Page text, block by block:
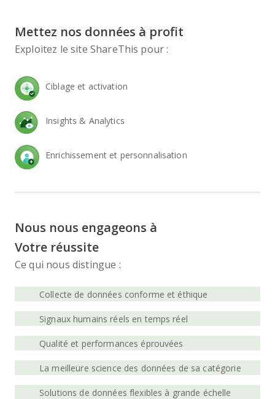
i
l
e
z
a
i
s
s
e
c
h
a
v
i
d
e
Mettez nos données à profit
Exploitez le site ShareThis pour :
Ciblage et activation
Insights & Analytics
Enrichissement et personnalisation
Nous nous engageons à
Votre réussite
Ce qui nous distingue :
Collecte de données conforme et éthique
Signaux humains réels en temps réel
Qualité et performances éprouvées
La meilleure science des données de sa catégorie
Solutions de données flexibles à grande échelle